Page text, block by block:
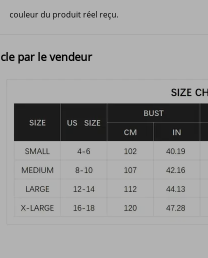
couleur du produit réel reçu.
par le vendeur